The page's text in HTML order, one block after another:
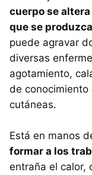
cuerpo se
que se
puede agravar
diversas
agotamiento,
de conocimiento
cutáneas.
Está en manos
formar a los
entraña el calor,